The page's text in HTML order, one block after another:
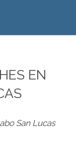
EN
San Lucas